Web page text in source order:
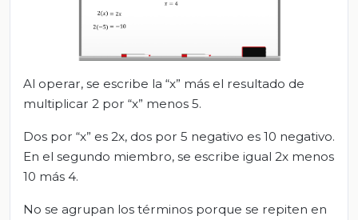
Al operar, se escribe la “x” más el resultado de
multiplicar 2 por “x” menos 5.
Dos por “x” es 2x, dos por 5 negativo es 10 negativo.
En el segundo miembro, se escribe igual 2x menos
10 más 4.
No se agrupan los términos porque se repiten en